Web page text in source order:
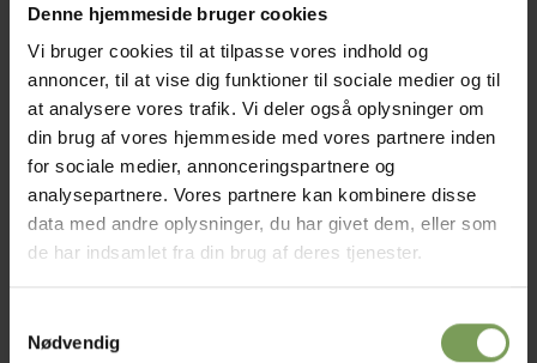
Denne hjemmeside bruger cookies
Vi bruger cookies til at tilpasse vores indhold og
annoncer, til at vise dig funktioner til sociale medier og til
at analysere vores trafik. Vi deler også oplysninger om
din brug af vores hjemmeside med vores partnere inden
for sociale medier, annonceringspartnere og
analysepartnere. Vores partnere kan kombinere disse
data med andre oplysninger, du har givet dem, eller som
de har indsamlet fra din brug af deres tjenester.
Nødvendig
Tilføj til
ønskeliste
EFFEKTGARNER OG ANDRE TILGJORTE KRYDSNINGER
Teddy Wool
kr.45,00